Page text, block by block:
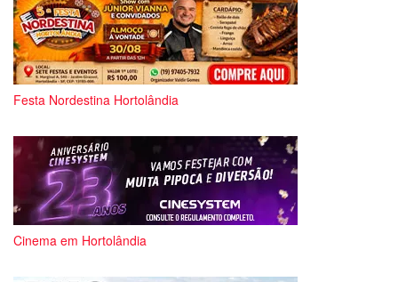
Festa Nordestina Hortolândia
Cinema em Hortolândia